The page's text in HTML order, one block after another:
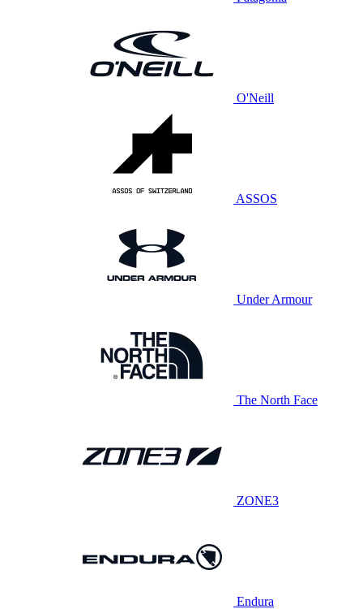
O'Neill
ASSOS
Under Armour
The North Face
ZONE3
Endura